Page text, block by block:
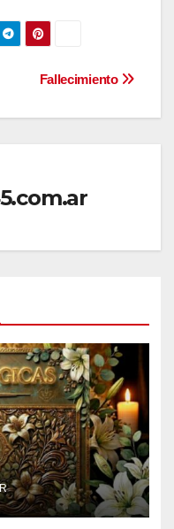
Fallecimiento